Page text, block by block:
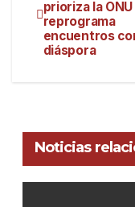
prioriza la
reprograma
encuentros
diáspora
Noticias